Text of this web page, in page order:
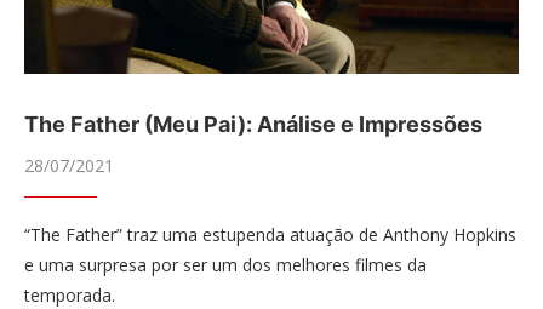
The Father (Meu Pai): Análise e Impressões
28/07/2021
“The Father” traz uma estupenda atuação de Anthony Hopkins
e uma surpresa por ser um dos melhores filmes da
temporada.